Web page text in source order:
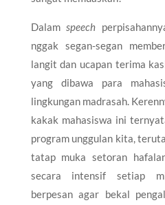
​Dalamspeech
nggak segan-segan
langit dan ucapan terima
yang dibawa para
lingkungan madrasah.
kakak mahasiswa ini
program unggulan kita,
tatap muka setoran
secara intensif setiap
berpesan agar bekal